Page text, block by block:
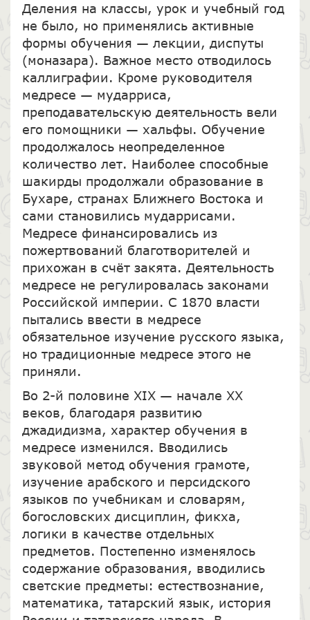
Деления на классы, урок и учебный год
не было, но применялись активные
формы обучения — лекции, диспуты
(моназара). Важное место отводилось
каллиграфии. Кроме руководителя
медресе — мударриса,
преподавательскую деятельность вели
его помощники — хальфы. Обучение
продолжалось неопределенное
количество лет. Наиболее способные
шакирды продолжали образование в
Бухаре, странах Ближнего Востока и
сами становились мударрисами.
Медресе финансировались из
пожертвований благотворителей и
прихожан в счёт закята. Деятельность
медресе не регулировалась законами
Российской империи. С 1870 власти
пытались ввести в медресе
обязательное изучение русского языка,
но традиционные медресе этого не
приняли.
Во 2-й половине XIX — начале XX
веков, благодаря развитию
джадидизма, характер обучения в
медресе изменился. Вводились
звуковой метод обучения грамоте,
изучение арабского и персидского
языков по учебникам и словарям,
богословских дисциплин, фикха,
логики в качестве отдельных
предметов. Постепенно изменялось
содержание образования, вводились
светские предметы: естествознание,
математика, татарский язык, история